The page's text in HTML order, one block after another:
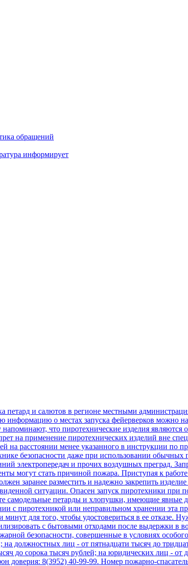
обращений
информирует
и салютов в регионе местными
о местах запуска фейерверков можно
что пиротехнические изделия являются
на применение пиротехнических изделий вне
расстоянии менее указанного в инструкции по
безопасности даже при использовании обычных
электропередач и прочих воздушных преград.
могут стать причиной пожара. Приступая к
заранее разместить и надежно закрепить изделие
ситуации. Опасен запуск пиротехники при
самодельные петарды и хлопушки, имеющие явные
с пиротехникой или неправильном хранении эта
для того, чтобы удостовериться в ее отказе.
с бытовыми отходами после выдержки в
безопасности, совершенные в условиях
должностных лиц - от пятнадцати тысяч до
до сорока тысяч рублей; на юридических лиц - от
доверия: 8(3952) 40-99-99. Номер пожарно-